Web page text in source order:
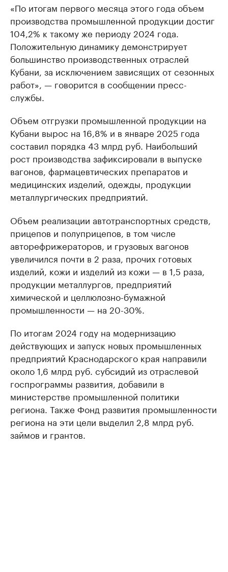
«По итогам первого месяца этого года объем
производства промышленной продукции достиг
104,2% к такому же периоду 2024 года.
Положительную динамику демонстрирует
большинство производственных отраслей
Кубани, за исключением зависящих от сезонных
работ», — говорится в сообщении пресс-
службы.
Объем отгрузки промышленной продукции на
Кубани вырос на 16,8% и в январе 2025 года
составил порядка 43 млрд руб. Наибольший
рост производства зафиксировали в выпуске
вагонов, фармацевтических препаратов и
медицинских изделий, одежды, продукции
металлургических предприятий.
Объем реализации автотранспортных средств,
прицепов и полуприцепов, в том числе
авторефрижераторов, и грузовых вагонов
увеличился почти в 2 раза, прочих готовых
изделий, кожи и изделий из кожи — в 1,5 раза,
продукции металлургов, предприятий
химической и целлюлозно-бумажной
промышленности — на 20-30%.
По итогам 2024 году на модернизацию
действующих и запуск новых промышленных
предприятий Краснодарского края направили
около 1,6 млрд руб. субсидий из отраслевой
госпрограммы развития, добавили в
министерстве промышленной политики
региона. Также Фонд развития промышленности
региона на эти цели выделил 2,8 млрд руб.
займов и грантов.